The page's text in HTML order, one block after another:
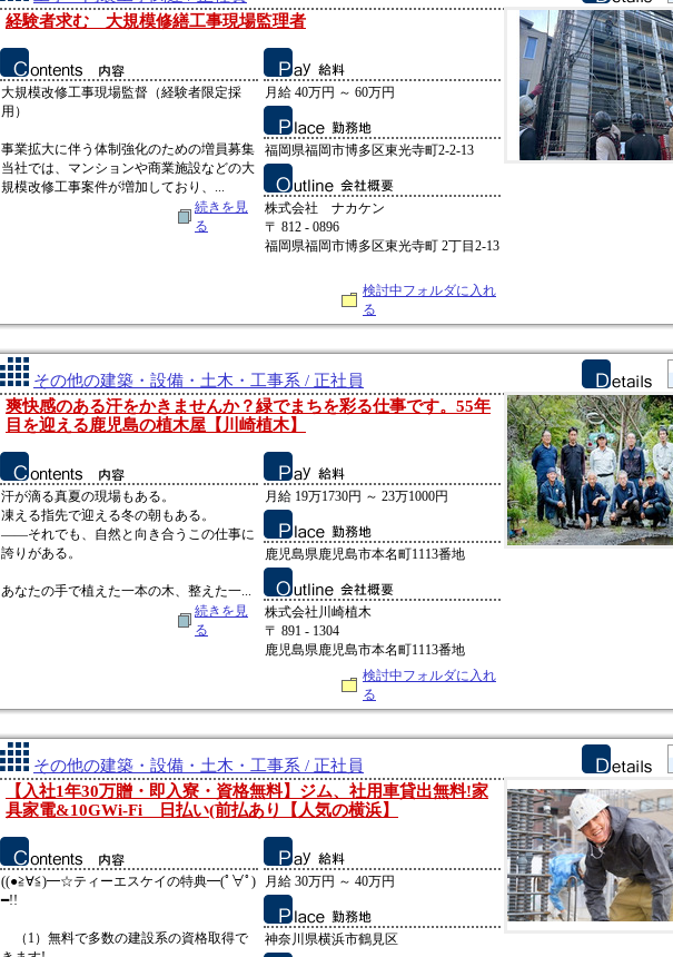
経験者求む 大規模修繕工事現場監理者
大規模改修工事現場監督（経験者限定採
用）
事業拡大に伴う体制強化のための増員募集
当社では、マンションや商業施設などの大
規模改修工事案件が増加しており、...
続きを見
る
月給 40万円 ～ 60万円
福岡県福岡市博多区東光寺町2-2-13
株式会社 ナカケン
〒 812 - 0896
福岡県福岡市博多区東光寺町 2丁目2-13
検討中フォルダに入れ
る
その他の建築・設備・土木・工事系 / 正社員
爽快感のある汗をかきませんか？緑でまちを彩る仕事です。55年
目を迎える鹿児島の植木屋【川崎植木】
汗が滴る真夏の現場もある。
凍える指先で迎える冬の朝もある。
――それでも、自然と向き合うこの仕事に
誇りがある。
あなたの手で植えた一本の木、整えた一...
続きを見
る
月給 19万1730円 ～ 23万1000円
鹿児島県鹿児島市本名町1113番地
株式会社川崎植木
〒 891 - 1304
鹿児島県鹿児島市本名町1113番地
検討中フォルダに入れ
る
その他の建築・設備・土木・工事系 / 正社員
【入社1年30万贈・即入寮・資格無料】ジム、社用車貸出無料!家
具家電&10GWi-Fi 日払い(前払あり【人気の横浜】
((●≧∀≦)━☆ティーエスケイの特典━(ﾟ∀ﾟ)
━!!
（1）無料で多数の建設系の資格取得で
月給 30万円 ～ 40万円
神奈川県横浜市鶴見区